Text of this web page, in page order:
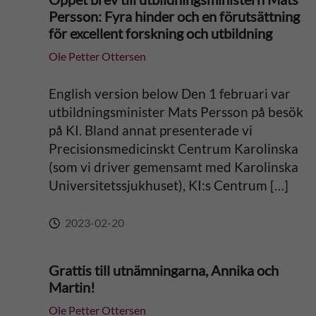
Persson: Fyra hinder och en förutsättning
för excellent forskning och utbildning
Ole Petter Ottersen
English version below Den 1 februari var
utbildningsminister Mats Persson på besök
på KI. Bland annat presenterade vi
Precisionsmedicinskt Centrum Karolinska
(som vi driver gemensamt med Karolinska
Universitetssjukhuset), KI:s Centrum […]
2023-02-20
Grattis till utnämningarna, Annika och
Martin!
Ole Petter Ottersen